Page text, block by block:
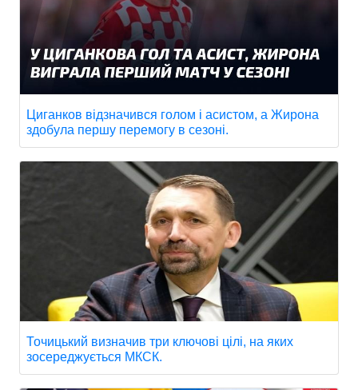
Циганков відзначився голом і асистом, а Жирона
здобула першу перемогу в сезоні.
Точицький визначив три ключові цілі, на яких
зосереджується МКСК.